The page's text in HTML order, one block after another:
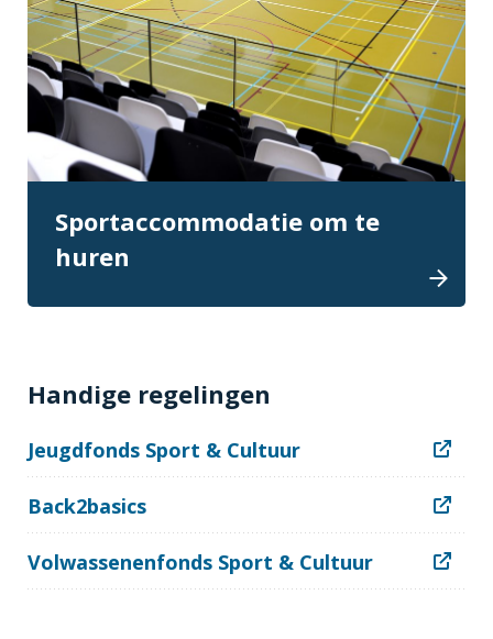
Sportaccommodatie om te
huren
Handige regelingen
Jeugdfonds Sport & Cultuur
Back2basics
Volwassenenfonds Sport & Cultuur